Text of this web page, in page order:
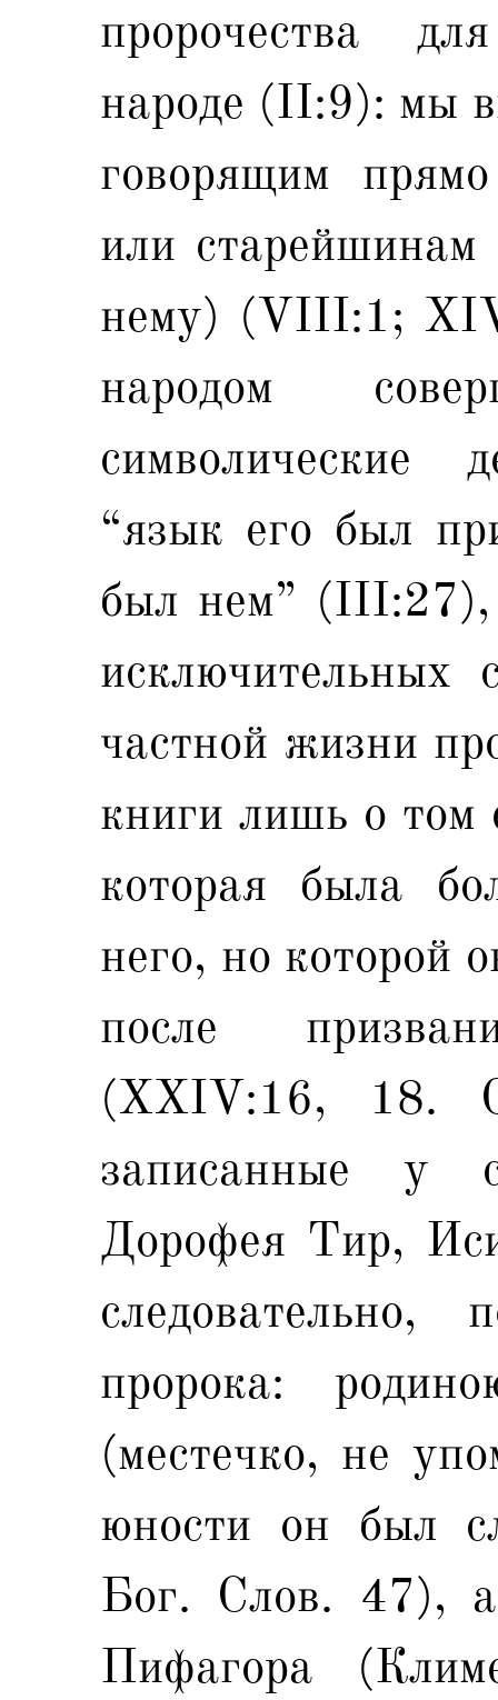
пророчества
народе (II:9): мы
говорящим
или
нему) (VIII:1;
народом
символические
“язык его был
был нем” (III:27),
частной жизни
книги лишь о
которая была
него, но которой
после
(XXIV:16, 18.
записанные у
Дорофея Тир,
следовательно,
пророка:
(местечко, не
юности он был
Бог. Слов. 47),
Пифагора